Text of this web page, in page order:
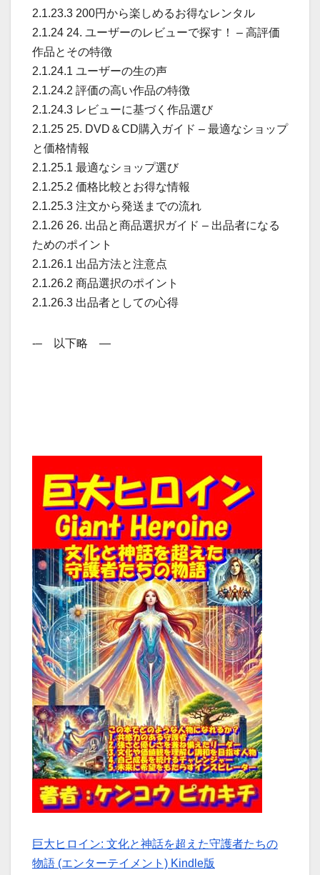
2.1.23.3 200円から楽しめるお得なレンタル
2.1.24 24. ユーザーのレビューで探す！ – 高評価
作品とその特徴
2.1.24.1 ユーザーの生の声
2.1.24.2 評価の高い作品の特徴
2.1.24.3 レビューに基づく作品選び
2.1.25 25. DVD＆CD購入ガイド – 最適なショップ
と価格情報
2.1.25.1 最適なショップ選び
2.1.25.2 価格比較とお得な情報
2.1.25.3 注文から発送までの流れ
2.1.26 26. 出品と商品選択ガイド – 出品者になる
ためのポイント
2.1.26.1 出品方法と注意点
2.1.26.2 商品選択のポイント
2.1.26.3 出品者としての心得
‐– 以下略 —
巨大ヒロイン: 文化と神話を超えた守護者たちの
物語 (エンターテイメント) Kindle版